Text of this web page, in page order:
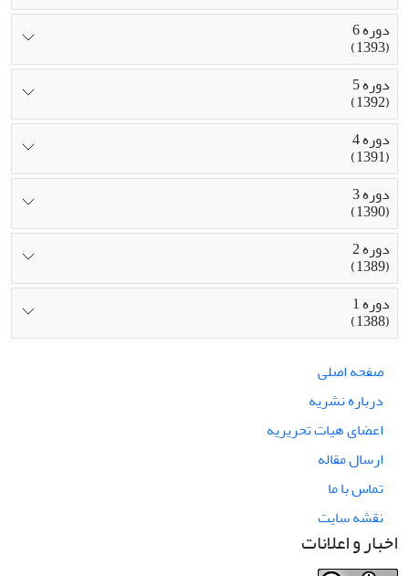
دوره 6
(1393)
دوره 5
(1392)
دوره 4
(1391)
دوره 3
(1390)
دوره 2
(1389)
دوره 1
(1388)
صفحه اصلی
درباره نشریه
اعضای هیات تحریریه
ارسال مقاله
تماس با ما
نقشه سایت
اخبار و اعلانات